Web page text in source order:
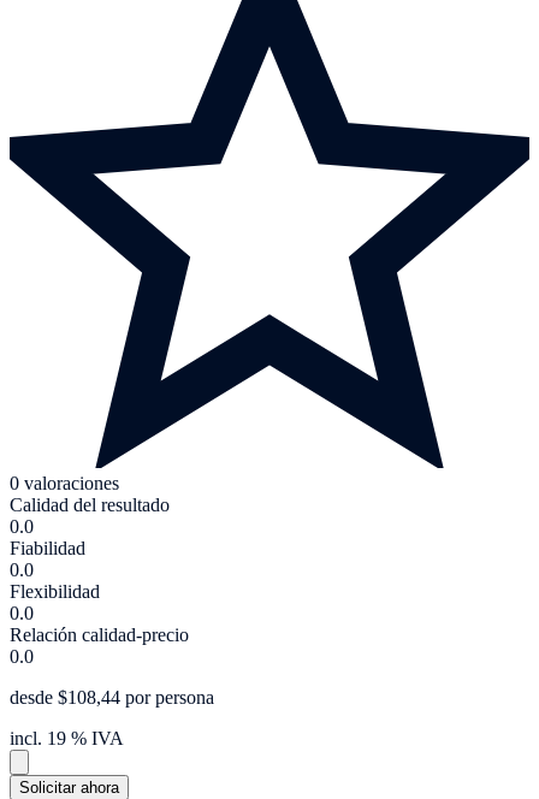
0 valoraciones
Calidad del resultado
0.0
Fiabilidad
0.0
Flexibilidad
0.0
Relación calidad-precio
0.0
desde $108,44 por persona
incl. 19 % IVA
Solicitar ahora